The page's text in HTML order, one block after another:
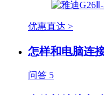
优惠直达 >
怎样和电脑连
问答 5